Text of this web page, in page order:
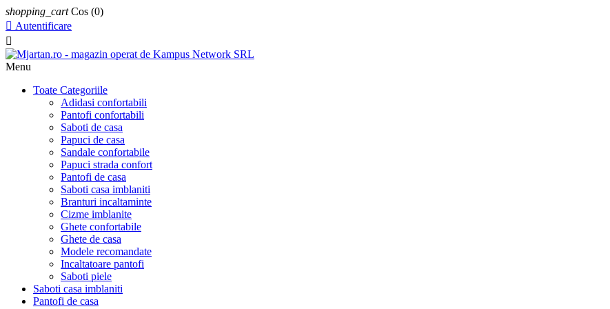
shopping_cart Cos (0)
 Autentificare

Menu
Toate Categoriile
Adidasi confortabili
Pantofi confortabili
Saboti de casa
Papuci de casa
Sandale confortabile
Papuci strada confort
Pantofi de casa
Saboti casa imblaniti
Branturi incaltaminte
Cizme imblanite
Ghete confortabile
Ghete de casa
Modele recomandate
Incaltatoare pantofi
Saboti piele
Saboti casa imblaniti
Pantofi de casa